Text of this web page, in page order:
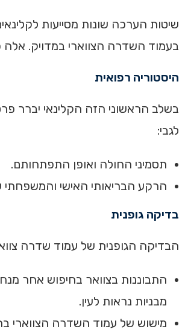
‏שיטות הערכה שונות מסייעות
בעמוד השדרה הצווארי במדויק. אלה
היסטוריה רפואית
בשלב הראשוני הזה הקלינאי יברר
לגבי:
תסמיני החולה ואופן התפתחותם.
הרקע הבריאותי האישי
בדיקה גופנית‏
הבדיקה הגופנית של עמוד שדרה
התבוננות בצוואר בחיפוש אחר מנח
מבניות נראות לעין.
מישוש של עמוד השדרה הצווארי